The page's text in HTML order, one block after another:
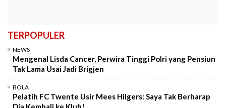
TERPOPULER
NEWS
Mengenal Lisda Cancer, Perwira Tinggi Polri yang Pensiun
Tak Lama Usai Jadi Brigjen
BOLA
Pelatih FC Twente Usir Mees Hilgers: Saya Tak Berharap